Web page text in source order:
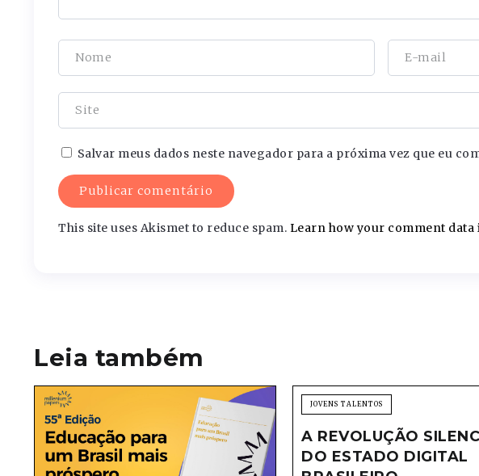
Salvar meus dados neste navegador para a próxima vez que eu
This site uses Akismet to reduce spam. Learn how your comment data
Leia também
JOVENS TALENTOS
A REVOLUÇÃO
DO ESTADO DIGITAL